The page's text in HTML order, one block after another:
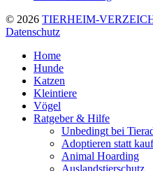
© 2026 TIERHEIM-
Datenschutz
Home
Hunde
Katzen
Kleintiere
Vögel
Ratgeber & Hilfe
Unbedingt bei
Adoptieren statt
Animal Hoarding
Auslandstierschutz